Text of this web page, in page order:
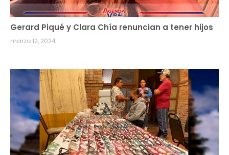
Gerard Piqué y Clara Chía renuncian a tener hijos
marzo 12, 2024